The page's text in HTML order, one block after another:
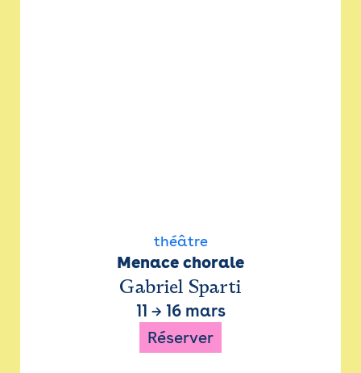
théâtre
Menace chorale
Gabriel Sparti
11 → 16 mars
Réserver